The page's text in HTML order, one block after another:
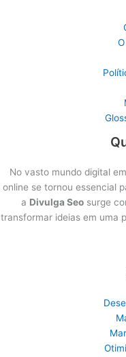
No vasto mundo digital
online se tornou essencial
a Divulga Seosurge
transformar ideias em uma